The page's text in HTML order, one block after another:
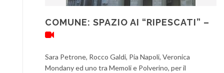
COMUNE: SPAZIO AI “RIPESCATI” –
Sara Petrone, Rocco Galdi, Pia Napoli, Veronica
Mondany ed uno tra Memoli e Polverino, per il